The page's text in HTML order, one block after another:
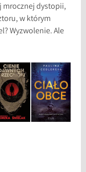
mrocznej dystopii,
w którym
Wyzwolenie. Ale